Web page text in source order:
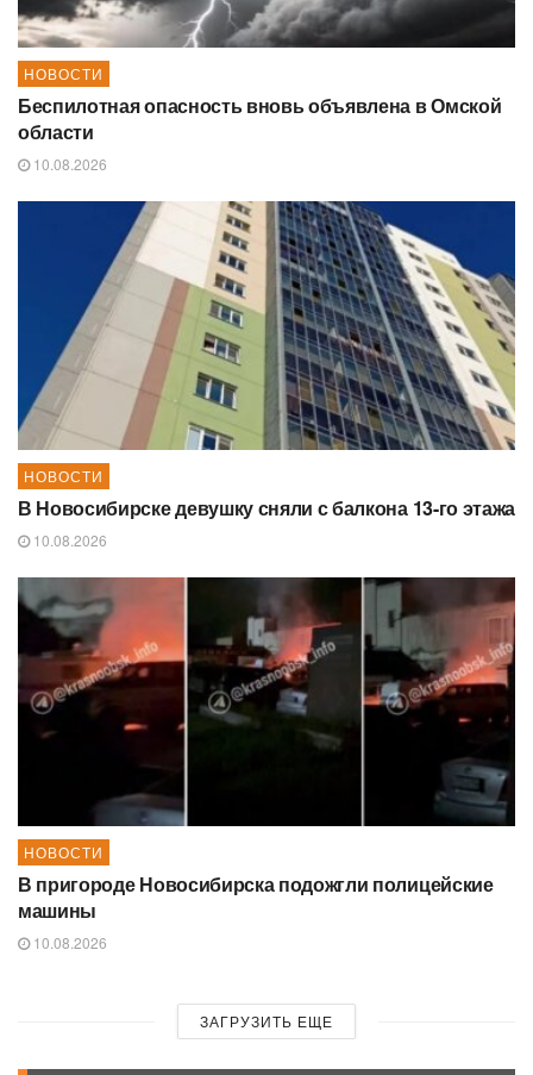
НОВОСТИ
Беспилотная опасность вновь объявлена в Омской
области
10.08.2026
НОВОСТИ
В Новосибирске девушку сняли с балкона 13-го этажа
10.08.2026
НОВОСТИ
В пригороде Новосибирска подожгли полицейские
машины
10.08.2026
ЗАГРУЗИТЬ ЕЩЕ